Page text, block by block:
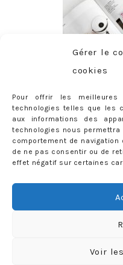
Gérer le
cookies
Pour offrir les meilleures
technologies telles que les
aux informations des
technologies nous
comportement de
de ne pas consentir ou de
effet négatif sur certaines
Voir
Adresse
Rejoignez